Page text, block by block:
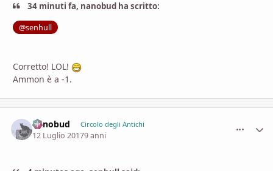
34 minuti fa, nanobud ha scritto:
@senhull
Corretto! LOL!
Ammon è a -1.
nanobud Circolo degli Antichi
12 Luglio 20179 anni